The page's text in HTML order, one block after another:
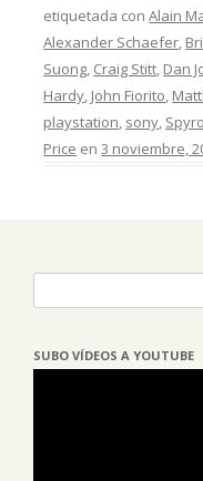
etiquetada conAlain
Alexander Schaefer,
Suong, Craig Stitt, Dan
Hardy, John Fiorito,
playstation, sony,
Price en3 noviembre,
SUBO VÍDEOS A YOUTUBE